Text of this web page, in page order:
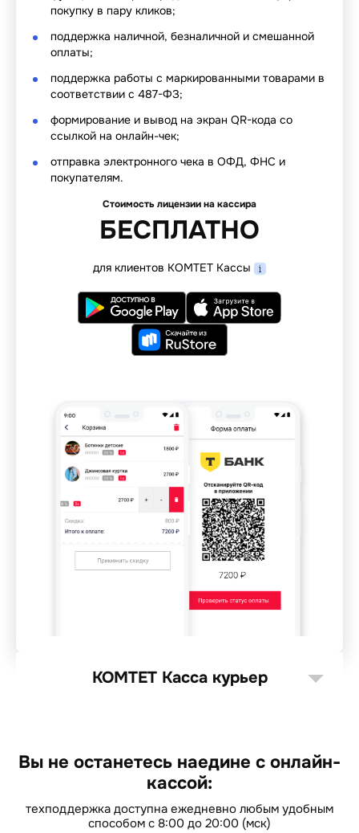
покупку в пару кликов;
поддержка наличной, безналичной и смешанной
оплаты;
поддержка работы с маркированными товарами в
соответствии с 487-ФЗ;
формирование и вывод на экран QR-кода со
ссылкой на онлайн-чек;
отправка электронного чека в ОФД, ФНС и
покупателям.
Стоимость лицензии на кассира
БЕСПЛАТНО
для клиентов КОМТЕТ Кассы
КОМТЕТ Касса курьер
создание заказов из ЛК, с помощью готовых
распределение заявок по курьерам;
Вы не останетесь наедине с онлайн-
кассой:
техподдержка доступна ежедневно любым удобным
способом с 8:00 до 20:00 (мск)